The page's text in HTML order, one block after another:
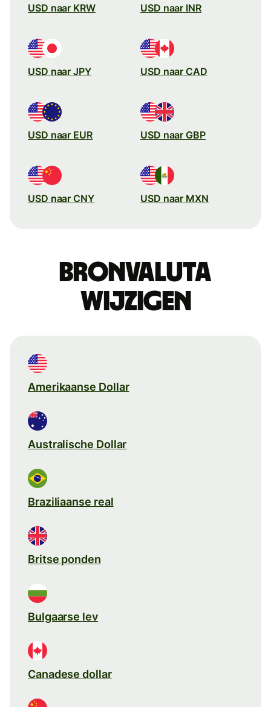
USD naar KRW USD naar INR
USD naar JPY USD naar CAD
USD naar EUR USD naar GBP
USD naar CNY USD naar MXN
Bronvaluta
wijzigen
Amerikaanse Dollar
Australische Dollar
Braziliaanse real
Britse ponden
Bulgaarse lev
Canadese dollar